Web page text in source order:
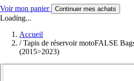
Voir mon panier Continuer mes achats
Loading...
Accueil
/ Tapis de réservoir motoFALSE
(2015>2023)